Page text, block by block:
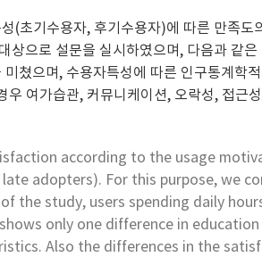
(초기수용자, 후기수용자)에 따른 만족도
으로 설문을 실시하였으며, 다음과 같은
쳤으며, 수용자특성에 따른 인구통계학
여가습관, 커뮤니케이션, 오락성, 접근
according to the usage
adopters). For this purpose, we
the study, users spending daily
only one difference in
Also the differences in the